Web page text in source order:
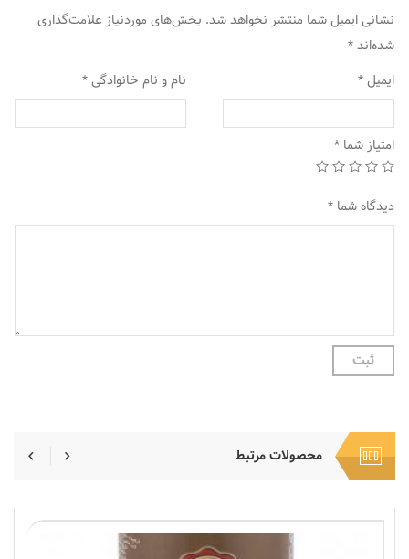
نشانی ایمیل شما منتشر نخواهد شد. بخش‌های موردنیاز علامت‌گذاری
شده‌اند*
نام و نام خانوادگی* ایمیل*
امتیاز شما *
دیدگاه شما *
محصولات مرتبط